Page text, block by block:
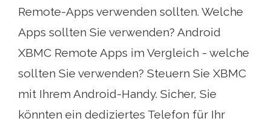
Remote-Apps verwenden sollten. Welche
Apps sollten Sie verwenden? Android
XBMC Remote Apps im Vergleich - welche
sollten Sie verwenden? Steuern Sie XBMC
mit Ihrem Android-Handy. Sicher, Sie
könnten ein dediziertes Telefon für Ihr